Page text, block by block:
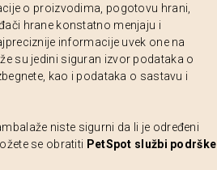
o proizvodima, pogotovu hrani,
hrane konstatno menjaju i
informacije uvek one na
su jedini siguran izvor podataka o
kao i podataka o sastavu i
niste sigurni da li je određeni
se obratiti PetSpot službi podrške